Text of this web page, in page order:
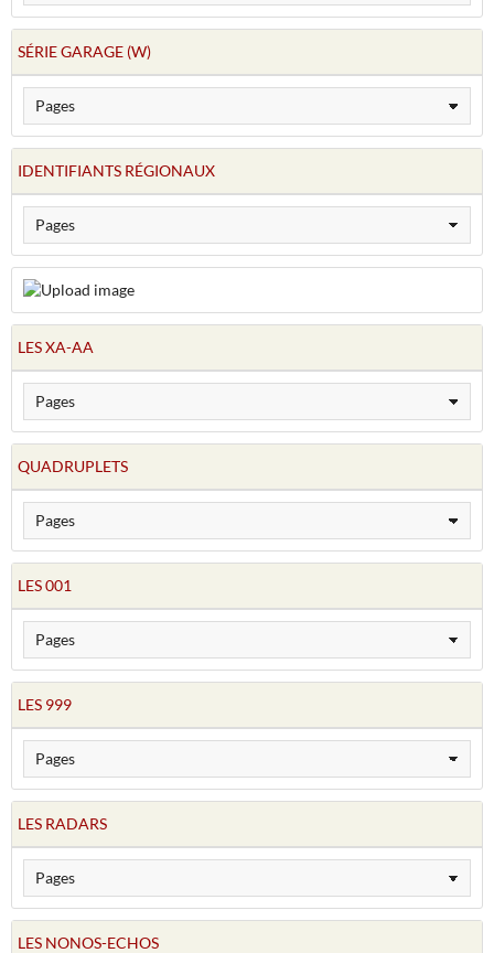
SÉRIE GARAGE (W)
IDENTIFIANTS RÉGIONAUX
LES XA-AA
QUADRUPLETS
LES 001
LES 999
LES RADARS
LES NONOS-ECHOS